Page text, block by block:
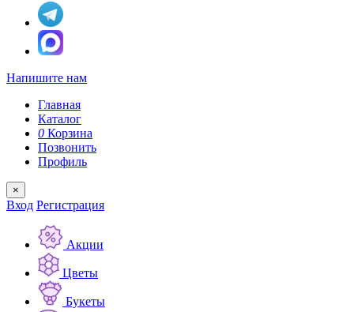
Напишите нам
Главная
Каталог
0 Корзина
Позвонить
Профиль
×
Вход Регистрация
Акции
Цветы
Букеты